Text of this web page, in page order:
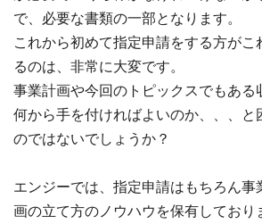
で、必要な書類の一部となります。
これから初めて指定申請をする方が
るのは、非常に大変です。
事業計画や今回のトピックスでもある
何から手を付ければよいのか、、、と
のではないでしょうか？
エンジーでは、指定申請はもちろん
画の立て方のノウハウを保有しており